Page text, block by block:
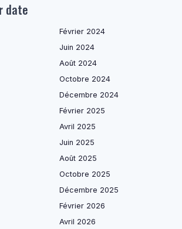
date
Février 2024
Juin 2024
Août 2024
Octobre 2024
Décembre 2024
Février 2025
Avril 2025
Juin 2025
Août 2025
Octobre 2025
Décembre 2025
Février 2026
Avril 2026